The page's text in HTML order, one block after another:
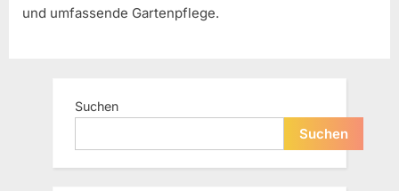
und umfassende Gartenpflege.
Suchen
Suchen